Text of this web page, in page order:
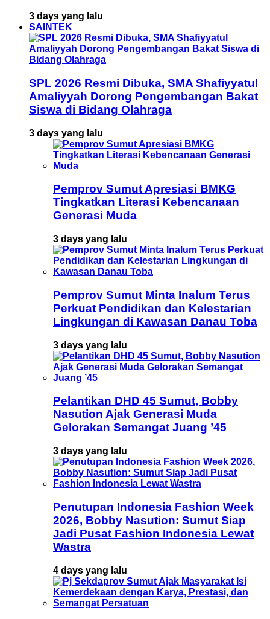
3 days yang lalu
SAINTEK
SPL 2026 Resmi Dibuka, SMA Shafiyyatul
Amaliyyah Dorong Pengembangan Bakat
Siswa di Bidang Olahraga
3 days yang lalu
Pemprov Sumut Apresiasi BMKG
Tingkatkan Literasi Kebencanaan
Generasi Muda
3 days yang lalu
Pemprov Sumut Minta Inalum Terus
Perkuat Pendidikan dan Kelestarian
Lingkungan di Kawasan Danau Toba
3 days yang lalu
Pelantikan DHD 45 Sumut, Bobby
Nasution Ajak Generasi Muda
Gelorakan Semangat Juang ’45
3 days yang lalu
Penutupan Indonesia Fashion Week
2026, Bobby Nasution: Sumut Siap
Jadi Pusat Fashion Indonesia Lewat
Wastra
4 days yang lalu